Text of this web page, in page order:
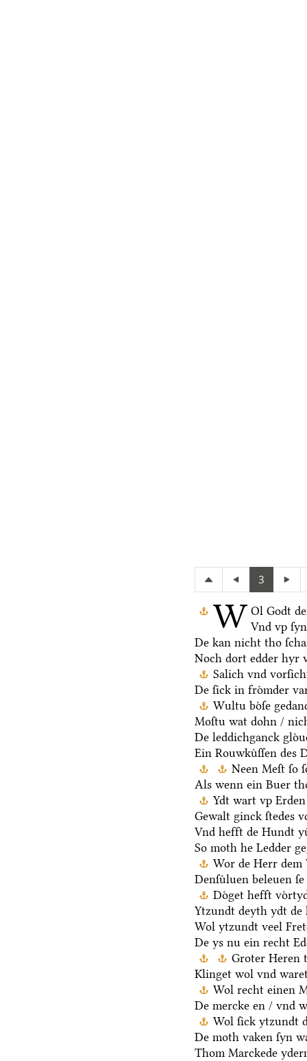
3
W Ol Godt
Vnd vp
De kan nicht tho
Noch dort edder hyr
Salich vnd
De ſick in froͤmder
Wultu boͤſe
Moſtu wat dohn /
De leddichganck
Ein Rouwkuͤſſen des
Neen Meſt ſo
Als wenn ein Buer
Ydt wart vp
Gewalt ginck ſtedes
Vnd hefft de Hundt
So moth he Ledder
Wor de Herr dem
Denſuͤluen beleuen
Doͤget hefft
Ytzundt deyth ydt
Wol ytzundt veel
De ys nu ein recht
Groter Heren
Klinget wol vnd
Wol recht einen
De mercke en / vnd
Wol ſick ytzundt
De moth vaken ſyn
Thom Marckede